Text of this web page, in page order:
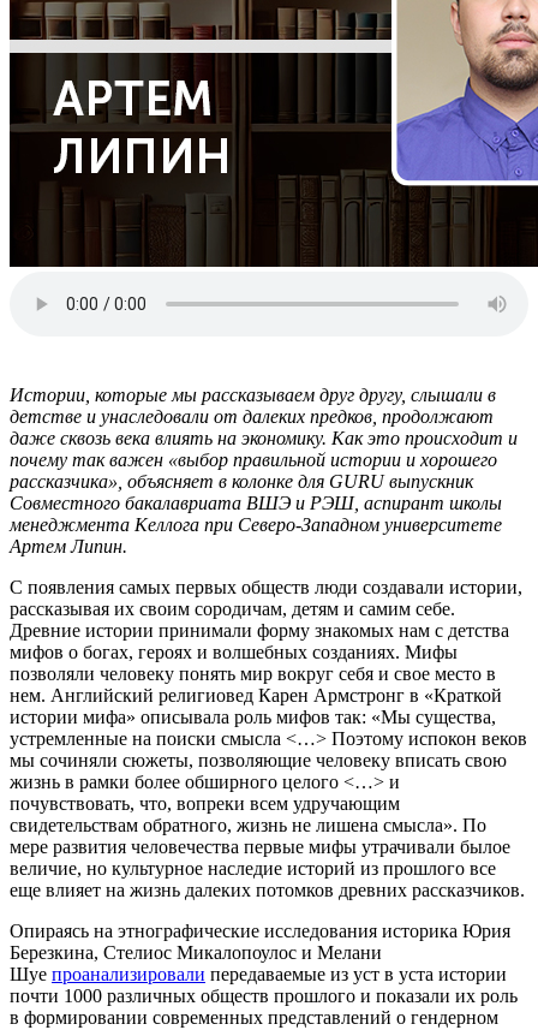
Истории, которые мы рассказываем друг другу, слышали в
детстве и унаследовали от далеких предков, продолжают
даже сквозь века влиять на экономику. Как это происходит и
почему так важен «выбор правильной истории и хорошего
рассказчика», объясняет в колонке для GURU выпускник
Совместного бакалавриата ВШЭ и РЭШ, аспирант школы
менеджмента Келлога при Северо-Западном университете
Артем Липин.
С появления самых первых обществ люди создавали истории,
рассказывая их своим сородичам, детям и самим себе.
Древние истории принимали форму знакомых нам с детства
мифов о богах, героях и волшебных созданиях. Мифы
позволяли человеку понять мир вокруг себя и свое место в
нем. Английский религиовед Карен Армстронг в «Краткой
истории мифа» описывала роль мифов так: «Мы существа,
устремленные на поиски смысла <…> Поэтому испокон веков
мы сочиняли сюжеты, позволяющие человеку вписать свою
жизнь в рамки более обширного целого <…> и
почувствовать, что, вопреки всем удручающим
свидетельствам обратного, жизнь не лишена смысла». По
мере развития человечества первые мифы утрачивали былое
величие, но культурное наследие историй из прошлого все
еще влияет на жизнь далеких потомков древних рассказчиков.
Опираясь на этнографические исследования историка Юрия
Березкина, Стелиос Микалопоулос и Мелани
Шуе проанализировали передаваемые из уст в уста истории
почти 1000 различных обществ прошлого и показали их роль
в формировании современных представлений о гендерном